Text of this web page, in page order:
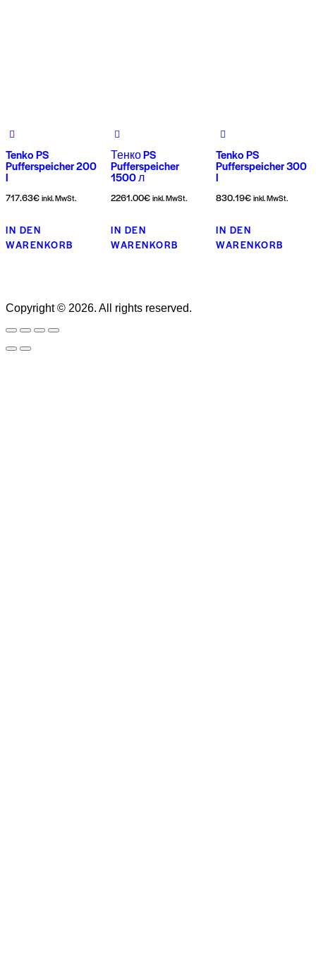
Tenko PS
Pufferspeicher 200
l
717.63€ inkl. MwSt.
IN DEN
WARENKORB
Тенко PS
Pufferspeicher
1500 л
2261.00€ inkl. MwSt.
IN DEN
WARENKORB
Tenko PS
Pufferspeicher 300
l
830.19€ inkl. MwSt.
IN DEN
WARENKORB
Copyright © 2026. All rights reserved.